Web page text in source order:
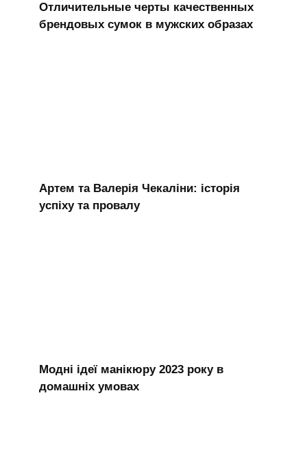
Отличительные черты качественных
брендовых сумок в мужских образах
Артем та Валерія Чекаліни: історія
успіху та провалу
Модні ідеї манікюру 2023 року в
домашніх умовах